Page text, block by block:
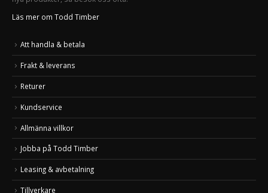
Läs mer om Todd Timber
Att handla & betala
Frakt & leverans
Returer
Kundservice
Allmänna villkor
Jobba på Todd Timber
Leasing & avbetalning
Tillverkare